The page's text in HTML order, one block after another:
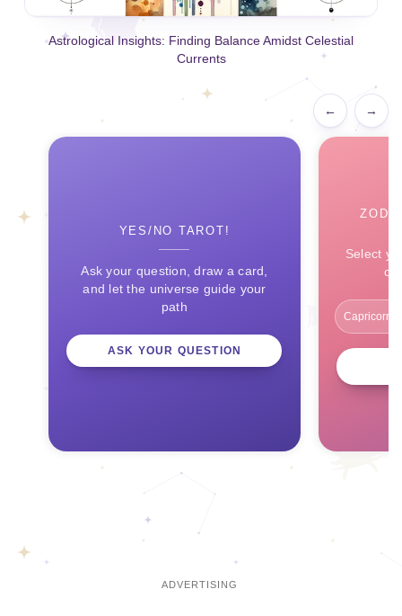
Astrological Insights: Finding Balance Amidst Celestial
Currents
← →
YES/NO TAROT!
Ask your question, draw a card,
and let the universe guide your
path
ASK YOUR QUESTION
Select